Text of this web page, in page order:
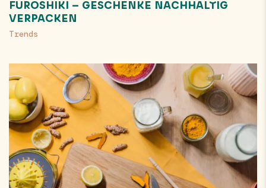
FUROSHIKI – GESCHENKE NACHHALTIG
VERPACKEN
Trends